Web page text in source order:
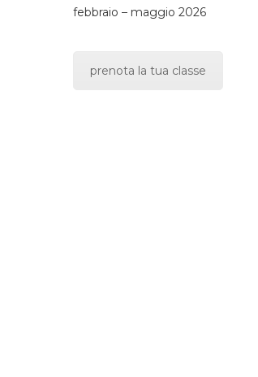
febbraio – maggio 2026
prenota la tua classe